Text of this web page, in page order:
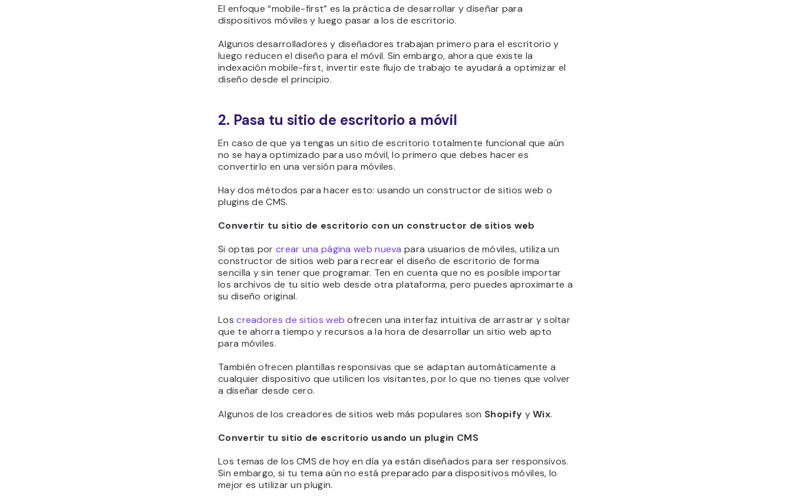
El enfoque “mobile-first” es la práctica de desarrollar y diseñar para
dispositivos móviles y luego pasar a los de escritorio.
Algunos desarrolladores y diseñadores trabajan primero para el escritorio y
luego reducen el diseño para el móvil. Sin embargo, ahora que existe la
indexación mobile-first, invertir este flujo de trabajo te ayudará a optimizar el
diseño desde el principio.
2. Pasa tu sitio de escritorio a móvil
En caso de que ya tengas un sitio de escritorio totalmente funcional que aún
no se haya optimizado para uso móvil, lo primero que debes hacer es
convertirlo en una versión para móviles.
Hay dos métodos para hacer esto: usando un constructor de sitios web o
plugins de CMS.
Convertir tu sitio de escritorio con un constructor de sitios web
Si optas por crear una página web nueva para usuarios de móviles, utiliza un
constructor de sitios web para recrear el diseño de escritorio de forma
sencilla y sin tener que programar. Ten en cuenta que no es posible importar
los archivos de tu sitio web desde otra plataforma, pero puedes aproximarte a
su diseño original.
Loscreadores de sitios web ofrecen una interfaz intuitiva de arrastrar y soltar
que te ahorra tiempo y recursos a la hora de desarrollar un sitio web apto
para móviles.
También ofrecen plantillas responsivas que se adaptan automáticamente a
cualquier dispositivo que utilicen los visitantes, por lo que no tienes que volver
a diseñar desde cero.
Algunos de los creadores de sitios web más populares son Shopify yWix.
Convertir tu sitio de escritorio usando un plugin CMS
Los temas de los CMS de hoy en día ya están diseñados para ser responsivos.
Sin embargo, si tu tema aún no está preparado para dispositivos móviles, lo
mejor es utilizar un plugin.